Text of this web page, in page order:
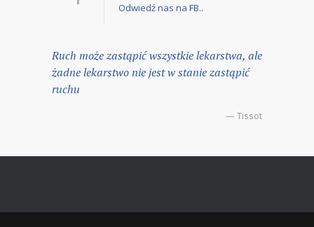
Odwiedź nas na FB..
Ruch może zastąpić wszystkie lekarstwa, ale
żadne lekarstwo nie jest w stanie zastąpić
ruchu
— Tissot